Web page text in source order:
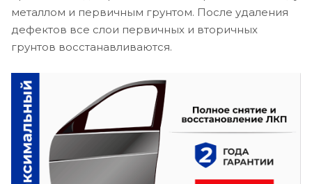
металлом и первичным грунтом. После удаления
дефектов все слои первичных и вторичных
грунтов восстанавливаются.